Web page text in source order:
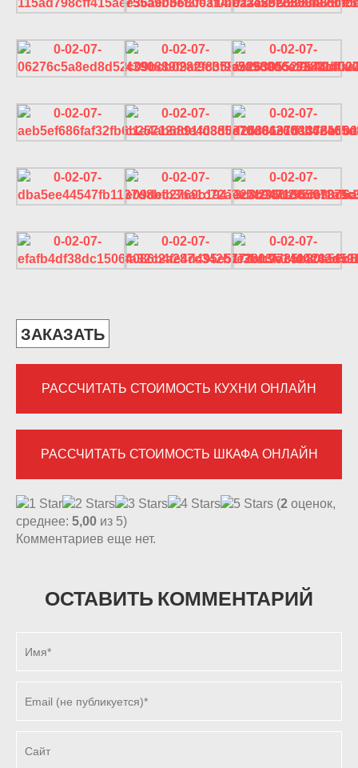
ЗАКАЗАТЬ
РАССЧИТАТЬ СТОИМОСТЬ КУХНИ ОНЛАЙН
РАССЧИТАТЬ СТОИМОСТЬ ШКАФА ОНЛАЙН
(2 оценок,
среднее: 5,00 из 5)
Комментариев еще нет.
ОСТАВИТЬ КОММЕНТАРИЙ